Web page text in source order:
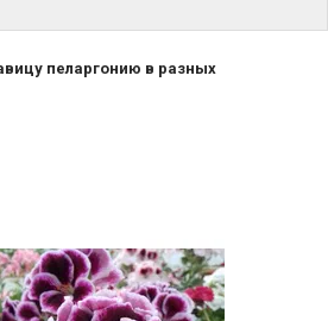
пеларгонию в разных